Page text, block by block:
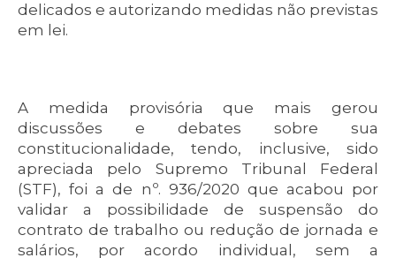
delicados e autorizando medidas não previstas
em lei.
A medida provisória que mais gerou
discussões e debates sobre sua
constitucionalidade, tendo, inclusive, sido
apreciada pelo Supremo Tribunal Federal
(STF), foi a de nº. 936/2020 que acabou por
validar a possibilidade de suspensão do
contrato de trabalho ou redução de jornada e
salários, por acordo individual, sem a